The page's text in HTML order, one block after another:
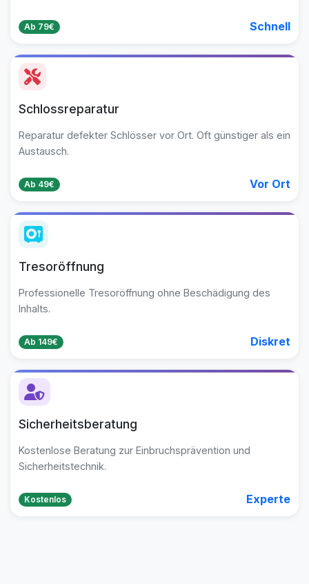
Ab 79€ Schnell
Schlossreparatur
Reparatur defekter Schlösser vor Ort. Oft günstiger als ein
Austausch.
Ab 49€ Vor Ort
Tresoröffnung
Professionelle Tresoröffnung ohne Beschädigung des
Inhalts.
Ab 149€ Diskret
Sicherheitsberatung
Kostenlose Beratung zur Einbruchsprävention und
Sicherheitstechnik.
Kostenlos Experte